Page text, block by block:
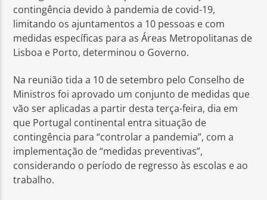
Rádio No ar
contingência devido à pandemia de covid-19,
limitando os ajuntamentos a 10 pessoas e com
medidas específicas para as Áreas Metropolitanas de
Lisboa e Porto, determinou o Governo.
Na reunião tida a 10 de setembro pelo Conselho de
Ministros foi aprovado um conjunto de medidas que
vão ser aplicadas a partir desta terça-feira, dia em
que Portugal continental entra situação de
contingência para “controlar a pandemia”, com a
implementação de “medidas preventivas”,
considerando o período de regresso às escolas e ao
trabalho.